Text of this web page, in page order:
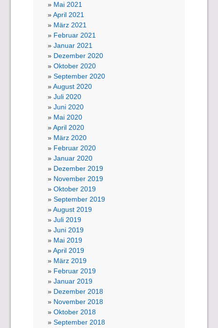
Mai 2021
April 2021
März 2021
Februar 2021
Januar 2021
Dezember 2020
Oktober 2020
September 2020
August 2020
Juli 2020
Juni 2020
Mai 2020
April 2020
März 2020
Februar 2020
Januar 2020
Dezember 2019
November 2019
Oktober 2019
September 2019
August 2019
Juli 2019
Juni 2019
Mai 2019
April 2019
März 2019
Februar 2019
Januar 2019
Dezember 2018
November 2018
Oktober 2018
September 2018